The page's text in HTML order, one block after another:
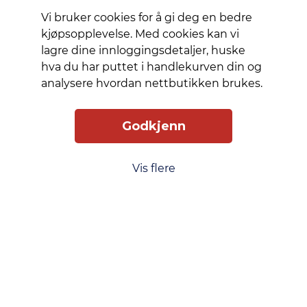
Vi bruker cookies for å gi deg en bedre
kjøpsopplevelse. Med cookies kan vi
lagre dine innloggingsdetaljer, huske
hva du har puttet i handlekurven din og
analysere hvordan nettbutikken brukes.
Godkjenn
Vis flere
stand,
samtidig
som den
bevarer
den
naturlige
skjermfølelsen.
Levering